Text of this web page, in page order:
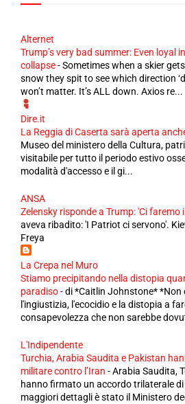
Alternet
Trump’s very bad summer: Even loyal
collapse-Sometimes when a skier
snow they spit to see which direction
won’t matter. It’s ALL down. Axios re...
Dire.it
La Reggia di Caserta sarà aperta
Museo del ministero della Cultura,
visitabile per tutto il periodo estivo
modalità d'accesso e il gi...
ANSA
Zelensky risponde a Trump: 'Ci faremo
aveva ribadito: 'I Patriot ci servono'.
Freya
La Crepa nel Muro
Stiamo precipitando nella distopia
paradiso-di *Caitlin Johnstone* *Non
l'ingiustizia, l'ecocidio e la distopia a
consapevolezza che non sarebbe
L'Indipendente
Turchia, Arabia Saudita e Pakistan
militare contro l’Iran -Arabia Saudita,
hanno firmato un accordo trilaterale
maggiori dettagli è stato il Ministero